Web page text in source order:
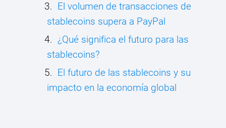
El volumen de transacciones de
stablecoins supera a PayPal
¿Qué significa el futuro para las
stablecoins?
El futuro de las stablecoins y su
impacto en la economía global